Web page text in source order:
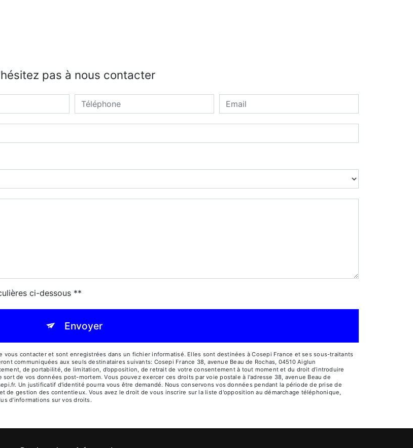
pas à nous contacter
ci-dessous **
Envoyer
contacter et sont enregistrées dans un fichier informatisé. Elles sont destinées à Cosepi France et ses sous-traitants
communiquées aux seuls destinataires suivants: Cosepi France 38, avenue Beau de Rochas, 04510 Aiglun
de portabilité, de limitation, d’opposition, de retrait de votre consentement à tout moment et du droit d’introduire
de vos données post-mortem. Vous pouvez exercer ces droits par voie postale à l'adresse 38, avenue Beau de
Un justificatif d'identité pourra vous être demandé. Nous conservons vos données pendant la période de prise de
de gestion des contentieux. Vous avez le droit de vous inscrire sur la liste d'opposition au démarchage téléphonique,
d’informations sur vos droits.